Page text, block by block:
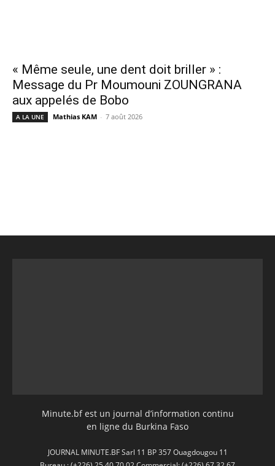
« Même seule, une dent doit briller » :
Message du Pr Moumouni ZOUNGRANA
aux appelés de Bobo
A LA UNE Mathias KAM - 7 août 2026
Minute.bf est un journal d’information continu
en ligne du Burkina Faso
JOURNAL MINUTE.BF Sarl 11 BP 357 Ouagdougou 11